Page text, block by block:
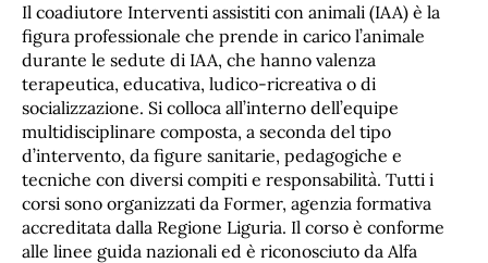
Il coadiutore Interventi assistiti con animali (IAA) è la
figura professionale che prende in carico l’animale
durante le sedute di IAA, che hanno valenza
terapeutica, educativa, ludico-ricreativa o di
socializzazione. Si colloca all’interno dell’equipe
multidisciplinare composta, a seconda del tipo
d’intervento, da figure sanitarie, pedagogiche e
tecniche con diversi compiti e responsabilità. Tutti i
corsi sono organizzati da Former, agenzia formativa
accreditata dalla Regione Liguria. Il corso è conforme
alle linee guida nazionali ed è riconosciuto da Alfa